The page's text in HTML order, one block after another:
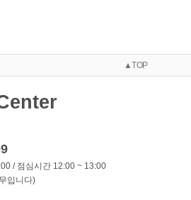
▲TOP
/ 점심시간 12:00 ~ 13:00
입니다)